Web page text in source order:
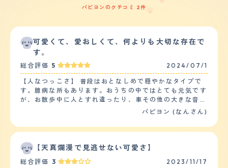
パピヨンのクチコミ 2件
可愛くて、愛おしくて、何よりも大切な存在で
す。
総合評価 5 2024/07/1
【人なつっこさ】 普段はおとなしめで穏やかなタイプで
す。臆病な所もあります。おうちの中ではとても元気です
が、お散歩中に人とすれ違ったり、車その他の大きな音が
たり、顔見知りになっていたりするペットさん達とは、怖
がったりは無いのですが、人見知り(犬見知り)もあるの
「遊ぼ遊ぼ」のようにくっついていったり、輪の中に入ろ
うとしたりという事は余り多くは無いです。 が、お家の
中では、とても人懐っこい子です。 【落ち着き】 お家の
パピヨン (なんさん)
【天真爛漫で見逃せない可愛さ】
総合評価 3 2023/11/17